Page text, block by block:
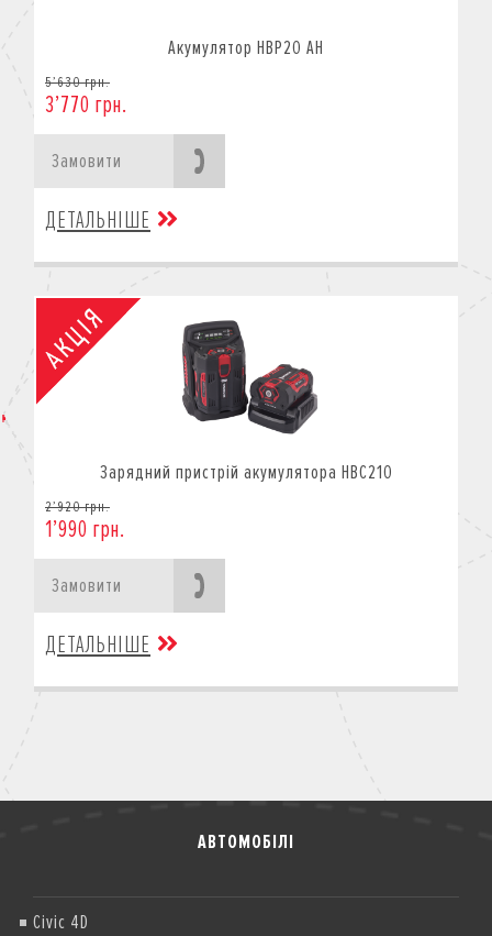
Акумулятор HBP20 AH
5’630 грн.
3’770 грн.
Замовити
ДЕТАЛЬНІШЕ
Зарядний пристрій акумулятора HBC210
2’920 грн.
1’990 грн.
Замовити
ДЕТАЛЬНІШЕ
АВТОМОБІЛІ
Civic 4D